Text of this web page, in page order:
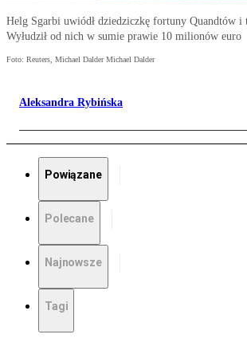
Helg Sgarbi uwiódł dziedziczkę fortuny Quandtów i
Wyłudził od nich w sumie prawie 10 milionów euro
Foto: Reuters, Michael Dalder Michael Dalder
Aleksandra Rybińska
Powiązane
Polecane
Najnowsze
Tagi